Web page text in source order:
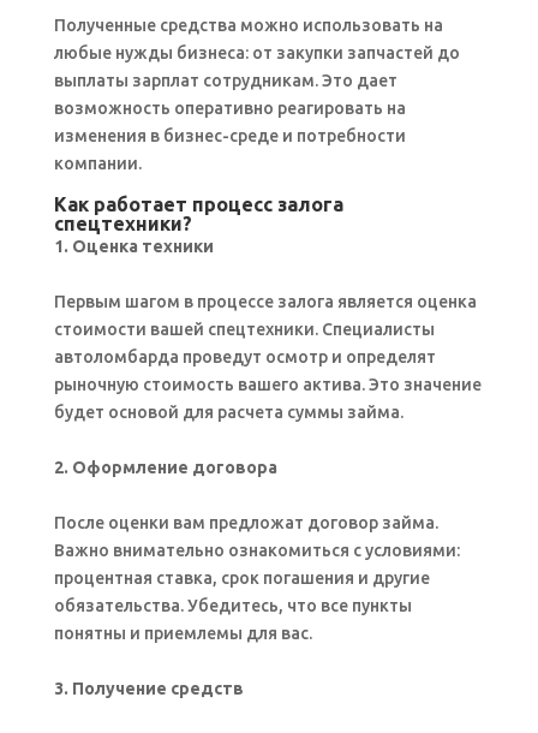
Полученные средства можно использовать на
любые нужды бизнеса: от закупки запчастей до
выплаты зарплат сотрудникам. Это дает
возможность оперативно реагировать на
изменения в бизнес-среде и потребности
компании.
Как работает процесс залога
спецтехники?
1. Оценка техники
Первым шагом в процессе залога является оценка
стоимости вашей спецтехники. Специалисты
автоломбарда проведут осмотр и определят
рыночную стоимость вашего актива. Это значение
будет основой для расчета суммы займа.
2. Оформление договора
После оценки вам предложат договор займа.
Важно внимательно ознакомиться с условиями:
процентная ставка, срок погашения и другие
обязательства. Убедитесь, что все пункты
понятны и приемлемы для вас.
3. Получение средств